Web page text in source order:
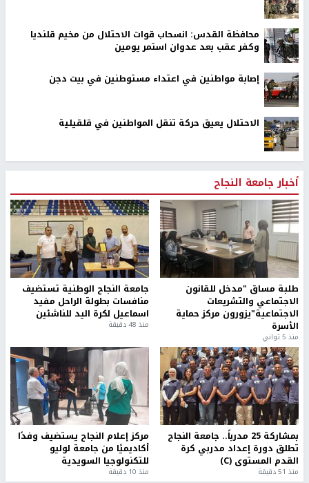
محافظة القدس: انسحاب قوات الاحتلال من مخيم قلنديا
وكفر عقب بعد عدوان استمر يومين
إصابة مواطنين في اعتداء مستوطنين في بيت دجن
الاحتلال يعيق حركة تنقل المواطنين في قلقيلية
أخبار جامعة النجاح
طلبة مساق "مدخل للقانون
الاجتماعي والتشريعات
الاجتماعية"يزورون مركز حماية
الأسرة
منذ 5 ثواني
جامعة النجاح الوطنية تستضيف
منافسات بطولة الراحل مفيد
اسماعيل لكرة اليد للناشئين
منذ 48 دقيقة
بمشاركة 25 مدرباً.. جامعة النجاح
تطلق دورة إعداد مدربي كرة
القدم المستوى (C)
منذ 51 دقيقة
مركز إعلام النجاح يستضيف وفدًا
أكاديميًا من جامعة لوليو
للتكنولوجيا السويدية
منذ 10 دقيقة